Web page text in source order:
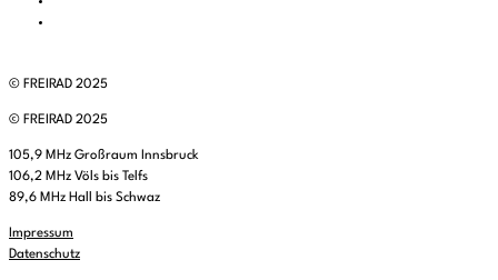
© FREIRAD 2025
© FREIRAD 2025
105,9 MHz Großraum Innsbruck
106,2 MHz Völs bis Telfs
89,6 MHz Hall bis Schwaz
Impressum
Datenschutz